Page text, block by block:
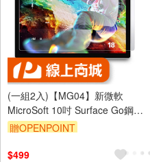
(一組2入)【MG04】新微軟
MicroSoft 10吋 Surface Go鋼化
玻璃螢幕保護貼
贈OPENPOINT
$499